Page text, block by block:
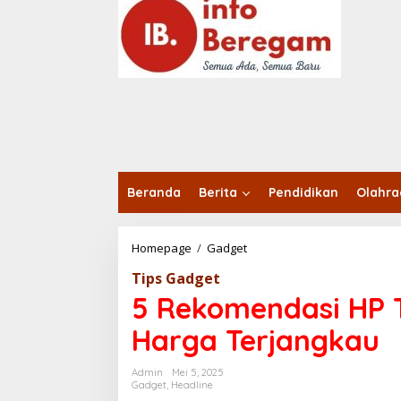
Beranda Berita Pendidikan
Homepage / Gadget
o
e
Tips Gadget
5 Rekomendasi
Harga Terjangkau
Admin
Mei 5, 2025
Gadget, Headline